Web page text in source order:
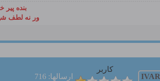
بنده
ور نه لطف
IVAR
کاربر
ارسالها: 716